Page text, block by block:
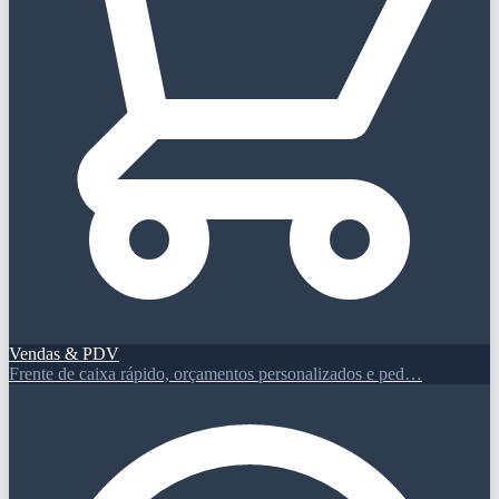
Vendas & PDV
Frente de caixa rápido, orçamentos personalizados e ped…